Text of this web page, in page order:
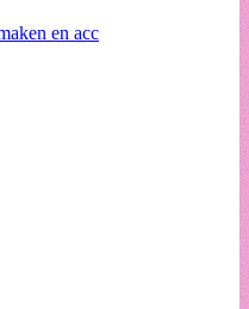
en acc